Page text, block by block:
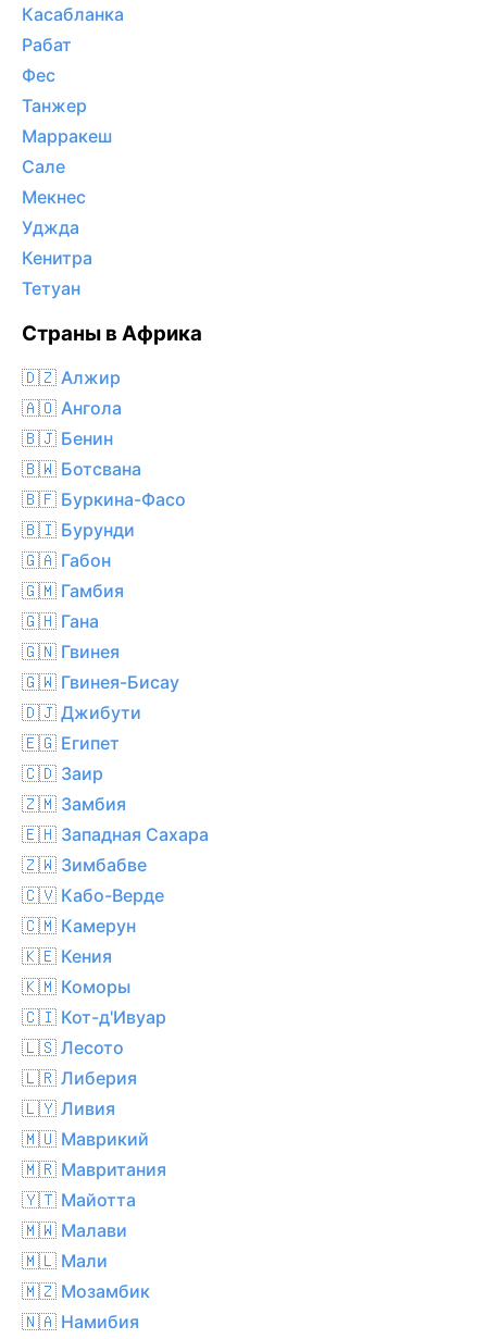
Касабланка
Рабат
Фес
Танжер
Марракеш
Сале
Мекнес
Уджда
Кенитра
Тетуан
Страны в Африка
🇩🇿 Алжир
🇦🇴 Ангола
🇧🇯 Бенин
🇧🇼 Ботсвана
🇧🇫 Буркина-Фасо
🇧🇮 Бурунди
🇬🇦 Габон
🇬🇲 Гамбия
🇬🇭 Гана
🇬🇳 Гвинея
🇬🇼 Гвинея-Бисау
🇩🇯 Джибути
🇪🇬 Египет
🇨🇩 Заир
🇿🇲 Замбия
🇪🇭 Западная Сахара
🇿🇼 Зимбабве
🇨🇻 Кабо-Верде
🇨🇲 Камерун
🇰🇪 Кения
🇰🇲 Коморы
🇨🇮 Кот-д'Ивуар
🇱🇸 Лесото
🇱🇷 Либерия
🇱🇾 Ливия
🇲🇺 Маврикий
🇲🇷 Мавритания
🇾🇹 Майотта
🇲🇼 Малави
🇲🇱 Мали
🇲🇿 Мозамбик
🇳🇦 Намибия